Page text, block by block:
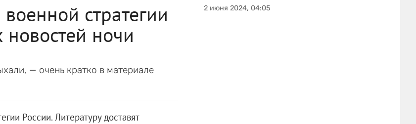
стратегии
ночи
— очень кратко в материале
России. Литературу доставят
2 июня 2024, 04:05